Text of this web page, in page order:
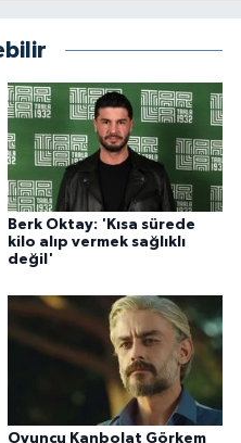
Berk Oktay: 'Kısa sürede
kilo alıp vermek sağlıklı
değil'
Oyuncu Kanbolat Görkem